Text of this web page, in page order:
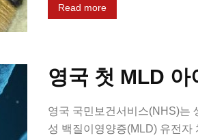
Read more
영국 첫 MLD 아
영국 국민보건서비스(NHS)는
성 백질이영양증(MLD) 유전자